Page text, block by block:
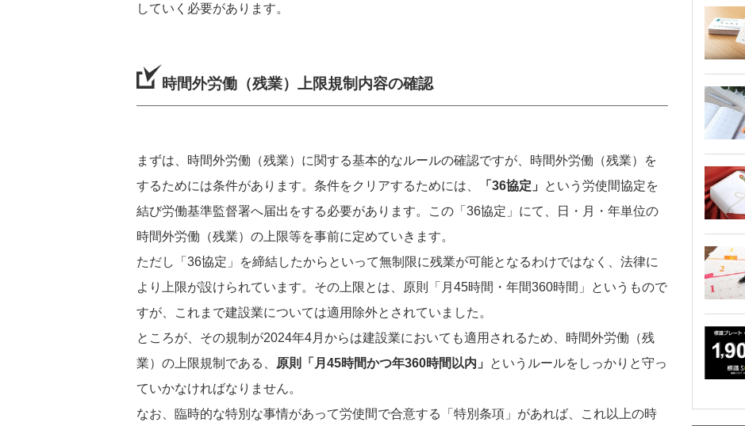
していく必要があります。
時間外労働（残業）上限規制内容の確認
まずは、時間外労働（残業）に関する基本的なルールの確認ですが、時間外労働（残業）を
するためには条件があります。条件をクリアするためには、
「36協定」
という労使間協定を
結び労働基準監督署へ届出をする必要があります。この「36協定」にて、日・月・年単位の
時間外労働（残業）の上限等を事前に定めていきます。
ただし「36協定」を締結したからといって無制限に残業が可能となるわけではなく、法律に
より上限が設けられています。その上限とは、原則「月45時間・年間360時間」というもので
すが、これまで建設業については適用除外とされていました。
ところが、その規制が2024年4月からは建設業においても適用されるため、時間外労働（残
業）の上限規制である、
原則「月45時間かつ年360時間以内」
というルールをしっかりと守っ
ていかなければなりません。
なお、臨時的な特別な事情があって労使間で合意する「特別条項」があれば、これ以上の時